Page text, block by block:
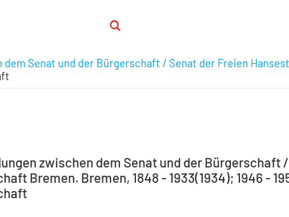
dem Senat und der Bürgerschaft / Senat der Freien
zwischen dem Senat und der Bürgerschaft
Bremen. Bremen, 1848 - 1933(1934); 1946 -